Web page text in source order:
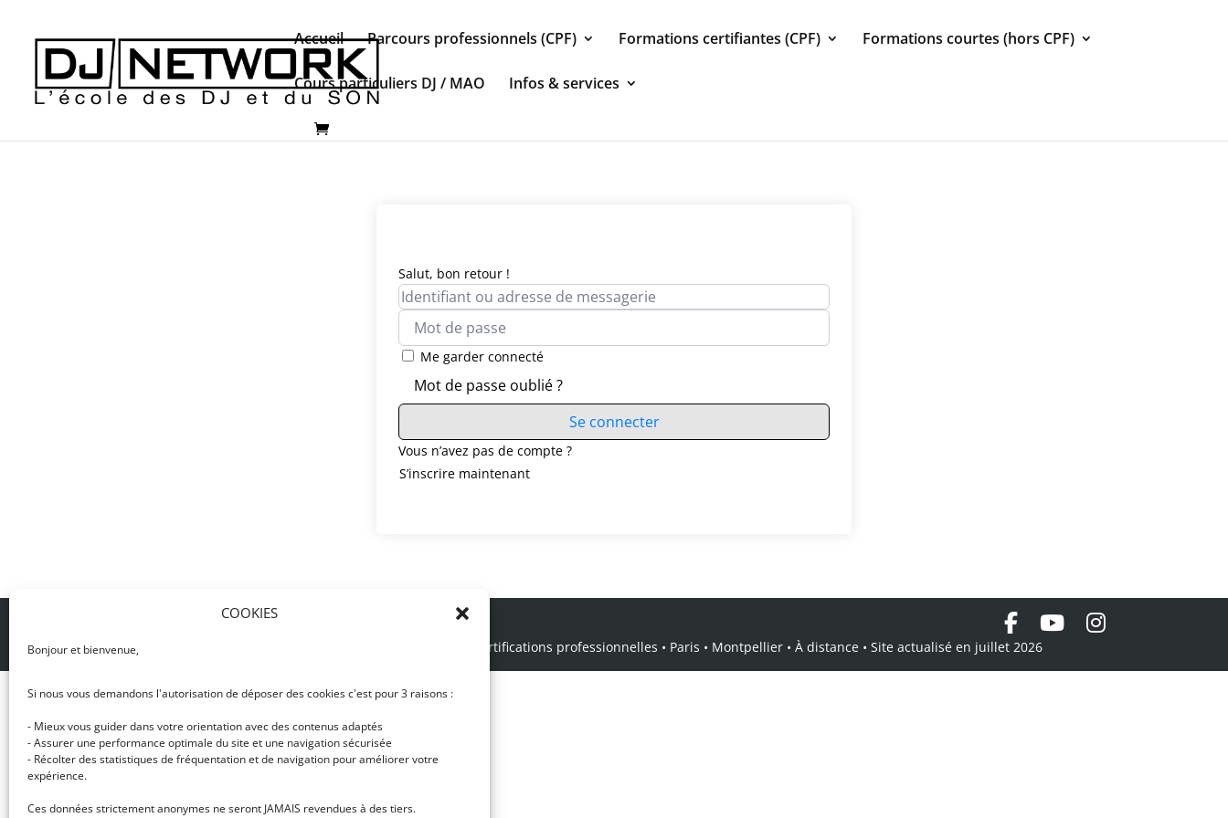
COOKIES
Bonjour et bienvenue,
Si nous vous demandons l'autorisation de déposer des cookies c'est pour 3 raisons :
- Mieux vous guider dans votre orientation avec des contenus adaptés
- Assurer une performance optimale du site et une navigation sécurisée
- Récolter des statistiques de fréquentation et de navigation pour améliorer votre
expérience.
Ces données strictement anonymes ne seront JAMAIS revendues à des tiers.
Accueil Parcours professionnels (CPF) Formations certifiantes (CPF) Formations courtes (hors CPF)
Cours particuliers DJ / MAO Infos & services
Salut, bon retour !
Me garder connecté
Mot de passe oublié ?
Se connecter
Vous n’avez pas de compte ?
S’inscrire maintenant
© DJ NETWORK • École de DJ et de production musicale • Certifications professionnelles • Paris • Montpellier • À distance • Site actualisé en juillet 2026